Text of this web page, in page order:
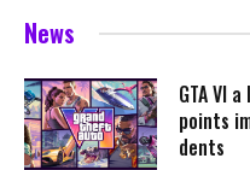
News
GTA VI
points
dents